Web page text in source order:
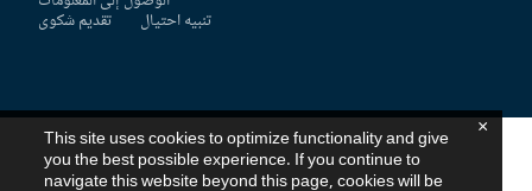
تنبيه احتيال تقديم شكوى
This site uses cookies to optimize functionality and give
you the best possible experience. If you continue to
navigate this website beyond this page, cookies will be